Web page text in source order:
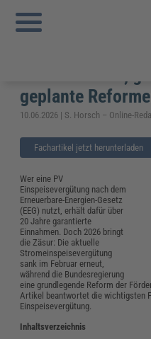
Sie sind hier:
Einspeisevergütung 2026: aktuelle
Reformen
PV
aktuelle Sätze,
geplante
10.06.2026 | S. Horsch – Online-
Fachartikel jetzt herunterladen
Wer eine PV
Einspeisevergütung nach dem
Erneuerbare-Energien-Gesetz
(EEG) nutzt, erhält dafür über
20 Jahre garantierte
Einnahmen. Doch 2026 bringt
die Zäsur: Die aktuelle
Stromeinspeisevergütung
sank im Februar erneut,
während die Bundesregierung
eine grundlegende Reform der
Artikel beantwortet die wichtigsten
Einspeisevergütung.
Inhaltsverzeichnis